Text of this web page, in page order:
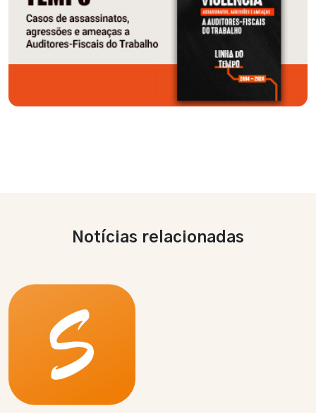
Notícias relacionadas